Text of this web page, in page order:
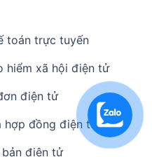
toán trực tuyến
hiểm xã hội điện tử
điện tử
hợp đồng điện tử
điện tử